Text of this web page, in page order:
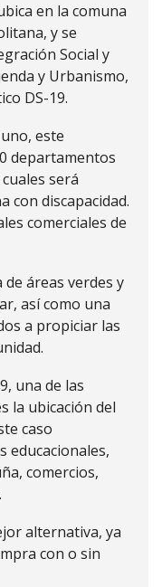
en la comuna
y se
Social y
y Urbanismo,
DS-19.
este
departamentos
será
con discapacidad.
comerciales de
áreas verdes y
así como una
a propiciar las
una de las
la ubicación del
caso
educacionales,
comercios,
alternativa, ya
con o sin